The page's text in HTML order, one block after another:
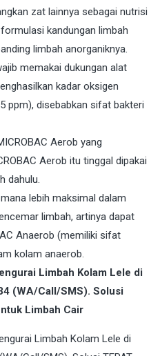
zat lainnya sebagai nutrisi
kandungan limbah
limbah anorganiknya.
memakai dukungan alat
kadar oksigen
ppm), disebabkan sifat bakteri
Aerob yang
Aerob itu tinggal dipakai
dahulu.
lebih maksimal dalam
limbah, artinya dapat
Anaerob (memiliki sifat
kolam anaerob.
Limbah Kolam Lele di
(WA/Call/SMS). Solusi
Limbah Cair